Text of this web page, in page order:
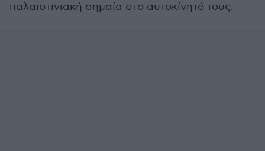
παλαιστινιακή σημαία στο αυτοκίνητό τους.